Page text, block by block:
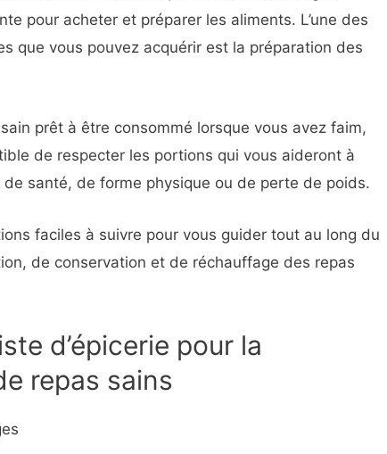
pour acheter et préparer les aliments. L’une des
que vous pouvez acquérir est la préparation des
prêt à être consommé lorsque vous avez faim,
de respecter les portions qui vous aideront à
santé, de forme physique ou de perte de poids.
faciles à suivre pour vous guider tout au long du
de conservation et de réchauffage des repas
d’épicerie pour la
repas sains